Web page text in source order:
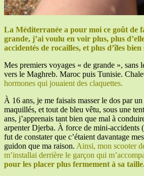
La Méditerranée a pour moi ce goût de
grande, j’ai voulu en voir plus, plus
accidentés de rocailles, et plus d’îles bien
Mes premiers voyages « de grande », sans
vers le Maghreb. Maroc puis Tunisie.
hormones qui jouaient des claquettes.
À 16 ans, je me faisais masser le dos par
maquillés, et tout de bleu vêtu, sous une
ans, j’apprenais tant bien que mal à
arpenter Djerba. À force de mini-accidents
fut de constater que c’étaient davantage
guidon que ma raison. Ainsi, mon scooter
m’installai derrière le garçon qui
pour les placer plus fermement à sa